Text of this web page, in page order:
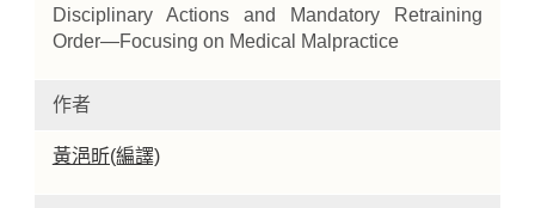
Disciplinary Actions and Mandatory Retraining
Order—Focusing on Medical Malpractice
作者
黃浥昕(編譯)